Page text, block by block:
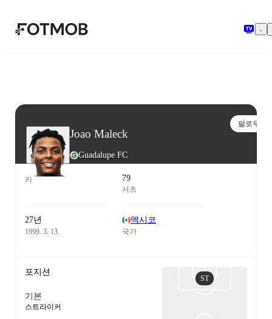
본문으로 건너뛰기
Joao Maleck
Guadalupe FC
팔로우
키 79
셔츠
27년
1999. 3. 13.
멕시코
국가
포지션
기본
스트라이커
ST